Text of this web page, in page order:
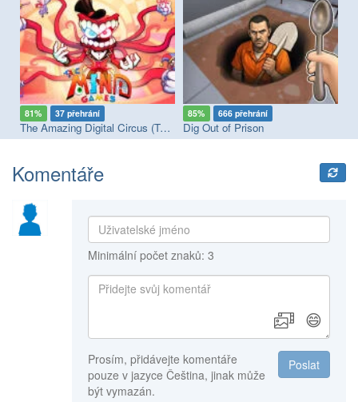
81% 37 přehrání
The Amazing Digital Circus (TADC) Mind Games
85% 666 přehrání
Dig Out of Prison
Komentáře
Minimální počet znaků: 3
😄
Poslat
Prosím, přidávejte komentáře
pouze v jazyce Čeština, jinak může
být vymazán.